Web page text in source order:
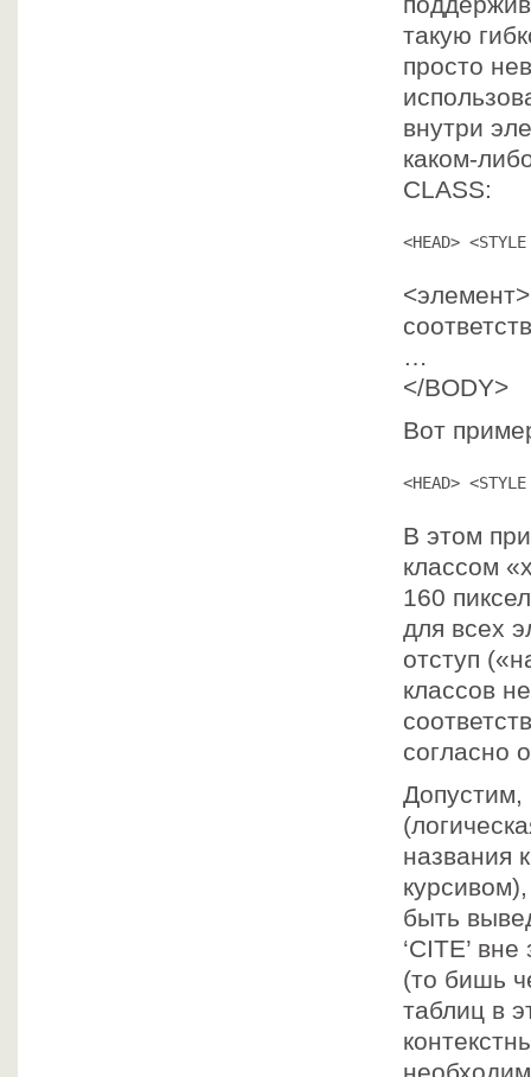
такую
просто
внутри
каком-
CLASS:
<HEAD>
…
</BODY>
Вот
<HEAD>
В этом
классом
160
для всех
отступ
классов
согласно
Допустим,
названия
быть
‘CITE’
(то бишь
таблиц в